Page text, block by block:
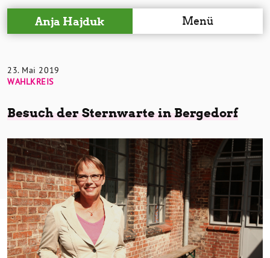
Anja Hajduk Menü
23. Mai 2019
WAHLKREIS
Besuch der Sternwarte in Bergedorf